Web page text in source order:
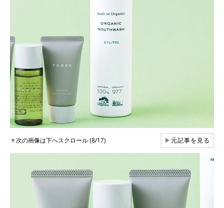
▼次の画像は下へスクロール (8/17) ▶元記事を見る